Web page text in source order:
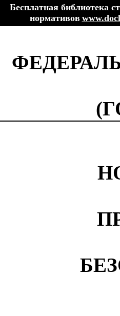
Бесплатная библиотека
нормативов